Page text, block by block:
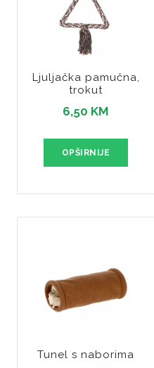
Ljuljačka pamučna,
trokut
6,50 KM
OPŠIRNIJE
Tunel s naborima